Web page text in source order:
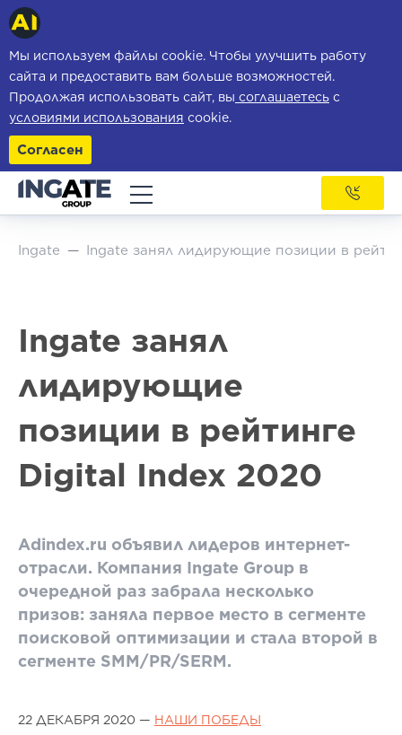
Мы используем файлы cookie. Чтобы улучшить работу
сайта и предоставить вам больше возможностей.
Продолжая использовать сайт, вы соглашаетесь с
условиями использования cookie.
Согласен
Ingate Ingate занял лидирующие позиции в
Ingate занял
лидирующие
позиции в рейтинге
Digital Index 2020
Adindex.ru объявил лидеров интернет-
отрасли. Компания Ingate Group в
очередной раз забрала несколько
призов: заняла первое место в сегменте
поисковой оптимизации и стала второй в
сегменте SMM/PR/SERM.
22 ДЕКАБРЯ 2020 — НАШИ ПОБЕДЫ